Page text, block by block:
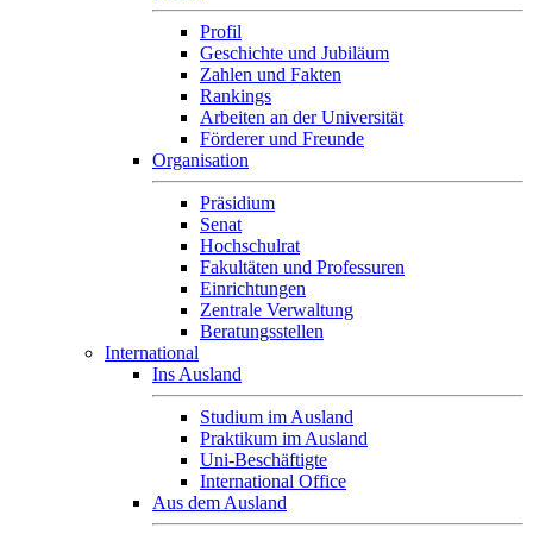
Profil
Geschichte und Jubiläum
Zahlen und Fakten
Rankings
Arbeiten an der Universität
Förderer und Freunde
Organisation
Präsidium
Senat
Hochschulrat
Fakultäten und Professuren
Einrichtungen
Zentrale Verwaltung
Beratungsstellen
International
Ins Ausland
Studium im Ausland
Praktikum im Ausland
Uni-Beschäftigte
International Office
Aus dem Ausland